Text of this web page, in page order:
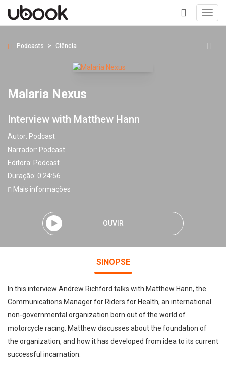
+
Podcasts Ciência
Malaria Nexus
Interview with Matthew Hann
Autor: Podcast
Narrador: Podcast
Editora: Podcast
Duração: 0:24:56
Mais informações
OUVIR
SINOPSE
In this interview Andrew Richford talks with Matthew Hann, the
Communications Manager for Riders for Health, an international
non-governmental organization born out of the world of
motorcycle racing. Matthew discusses about the foundation of
the organization, and how it has developed from idea to its current
successful incarnation.